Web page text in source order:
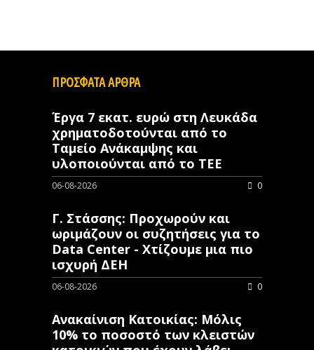
ΠΡΟΣΦΑΤΑ ΑΡΘΡΑ
Έργα 7 εκατ. ευρώ στη Λευκάδα
χρηματοδοτούνται από το
Ταμείο Ανάκαμψης και
υλοποιούνται από το ΤΕΕ
06-08-2026 0
Γ. Στάσσης: Προχωρούν και
ωριμάζουν οι συζητήσεις για το
Data Center - Χτίζουμε μια πιο
ισχυρή ΔΕΗ
06-08-2026 0
Ανακαίνιση Κατοικίας: Μόλις
10% το ποσοστό των κλειστών